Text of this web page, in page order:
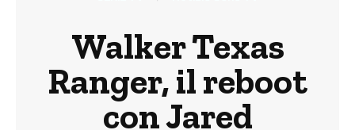
Walker Texas
Ranger, il reboot
con Jared